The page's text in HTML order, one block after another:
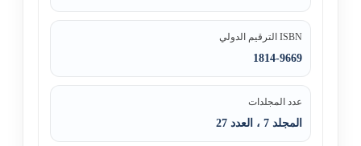
ISBN الترقيم الدولي
1814-9669
عدد المجلدات
المجلد 7 ، العدد 27